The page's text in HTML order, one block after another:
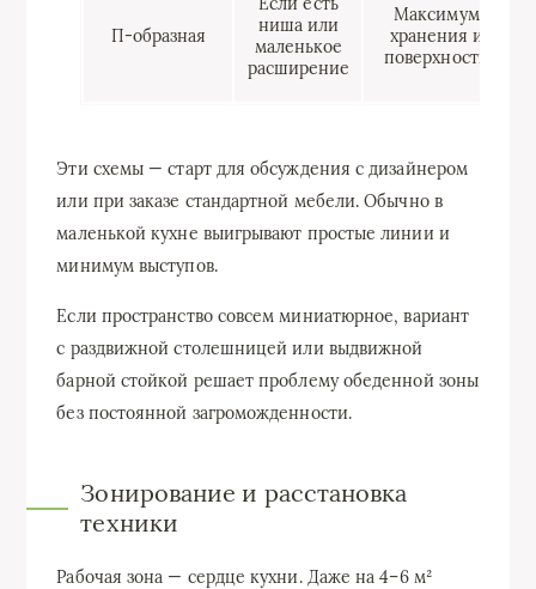
П-образная
ниша или
маленькое
расширение
Максимум
хранения и
поверхности
Эти схемы — старт для обсуждения с дизайнером
или при заказе стандартной мебели. Обычно в
маленькой кухне выигрывают простые линии и
минимум выступов.
Если пространство совсем миниатюрное, вариант
с раздвижной столешницей или выдвижной
барной стойкой решает проблему обеденной зоны
без постоянной загроможденности.
Зонирование и расстановка
техники
Рабочая зона — сердце кухни. Даже на 4–6 м²